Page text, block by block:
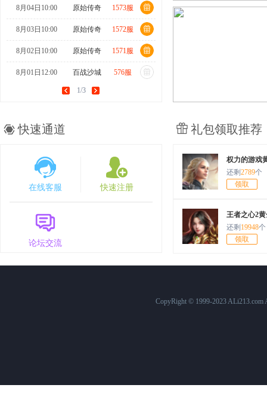
8月04日10:00 原始传奇 1573服
8月03日10:00 原始传奇 1572服
8月02日10:00 原始传奇 1571服
8月01日12:00 百战沙城 576服
原始传奇
7月31日10:00
7月30日10:00 1568服
7月25日12:00 574服
7月24日15:00
7月24日10:00
7月23日10:00 原始传奇 1561服
1/3
快速通道
在线客服 快速注册
论坛交流
礼包领取推荐
权力的游戏
还剩2789个
领取
王者之心2
还剩19948个
领取
CopyRight © 1999-2023